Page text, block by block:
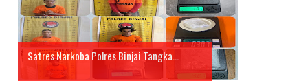
Satres Narkoba Polres Binjai Tangka...